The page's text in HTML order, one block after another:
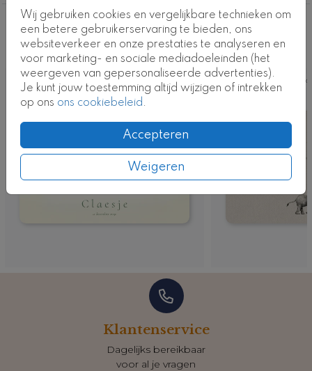
Wij gebruiken cookies en vergelijkbare technieken om
een betere gebruikerservaring te bieden, ons
websiteverkeer en onze prestaties te analyseren en
voor marketing- en sociale mediadoeleinden (het
weergeven van gepersonaliseerde advertenties).
Je kunt jouw toestemming altijd wijzigen of intrekken
op ons ons cookiebeleid.
Accepteren
Weigeren
Deze ontwerpen vind je misschien ook
leuk
Kaart
Klantenservice
Dagelijks bereikbaar
voor al je vragen